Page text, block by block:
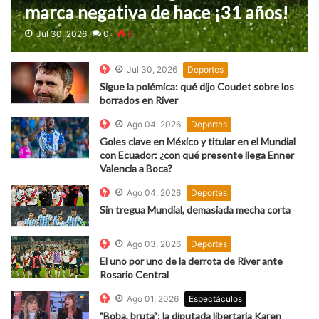
marca negativa de hace ¡31 años!
Jul 30, 2026 0 5
Jul 30, 2026 Deportes
Sigue la polémica: qué dijo Coudet sobre los
borrados en River
Ago 04, 2026 Deportes
Goles clave en México y titular en el Mundial
con Ecuador: ¿con qué presente llega Enner
Valencia a Boca?
Ago 04, 2026 Deportes
Sin tregua Mundial, demasiada mecha corta
Ago 03, 2026 Deportes
El uno por uno de la derrota de River ante
Rosario Central
Ago 01, 2026 Espectáculos
"Boba, bruta": la diputada libertaria Karen